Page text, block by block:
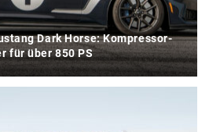
Dark Horse: Kompressor-
für über 850 PS